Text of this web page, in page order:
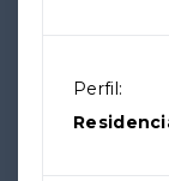
Perfil: